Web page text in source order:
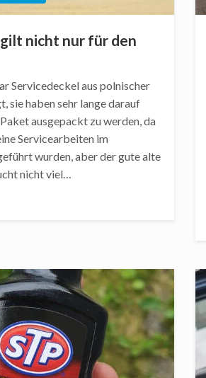
nicht nur für den
Servicedeckel aus polnischer
sie haben sehr lange darauf
ausgepackt zu werden, da
Servicearbeiten im
wurden, aber der gute alte
nicht viel…